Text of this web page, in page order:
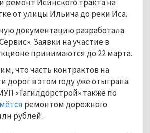
ремонт Исинского тракта на
от улицы Ильича до реки Иса.
документацию разработала
Заявки на участие в
принимаются до 22 марта.
что часть контрактов на
дорог в этом году уже отыграна.
«Тагилдорстрой» также по
ремонтом дорожного
рублей.